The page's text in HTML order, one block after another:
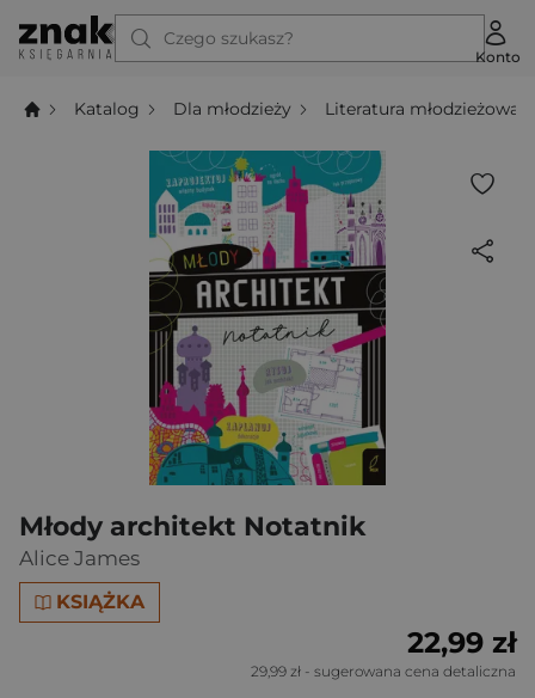
Czego szukasz?
Konto
Katalog Dla młodzieży Literatura młodzieżowa
Młody architekt Notatnik
Alice James
KSIĄŻKA
22,99 zł
29,99 zł - sugerowana cena detaliczna